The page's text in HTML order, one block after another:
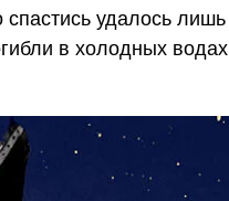
удалось
в холодных